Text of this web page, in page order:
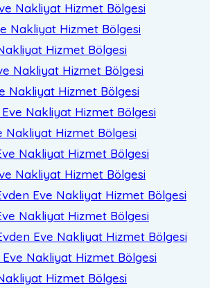
Nakliyat Hizmet Bölgesi
Nakliyat Hizmet Bölgesi
Hizmet Bölgesi
Nakliyat Hizmet Bölgesi
Nakliyat Hizmet Bölgesi
Nakliyat Hizmet Bölgesi
Nakliyat Hizmet Bölgesi
Nakliyat Hizmet Bölgesi
Nakliyat Hizmet Bölgesi
Eve Nakliyat Hizmet Bölgesi
Nakliyat Hizmet Bölgesi
Eve Nakliyat Hizmet Bölgesi
Eve Nakliyat Hizmet Bölgesi
Hizmet Bölgesi